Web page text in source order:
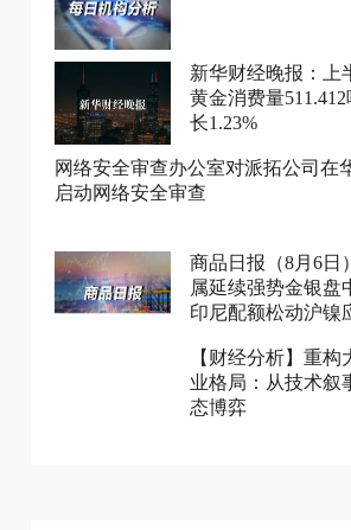
新华财经晚报：上
黄金消费量
长1.23%
网络安全审查办公室对派拓公司在
启动网络安全审查
商品日报（8月6日
属延续强势金银盘
印尼配额松动沪镍
【财经分析】重构
业格局：从技术叙
态博弈